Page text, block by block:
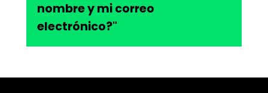
nombre y mi correo
electrónico?"